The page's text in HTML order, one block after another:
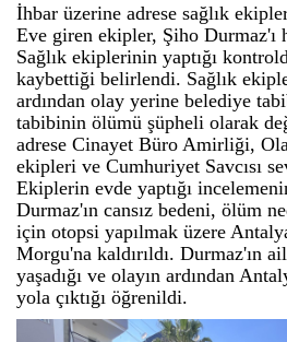
İhbar üzerine adrese sağlık
Eve giren ekipler, Şiho Durmaz'ı
Sağlık ekiplerinin yaptığı
kaybettiği belirlendi. Sağlık
ardından olay yerine belediye
tabibinin ölümü şüpheli olarak
adrese Cinayet Büro Amirliği,
ekipleri ve Cumhuriyet Savcısı
Ekiplerin evde yaptığı
Durmaz'ın cansız bedeni, ölüm
için otopsi yapılmak üzere
Morgu'na kaldırıldı. Durmaz'ın
yaşadığı ve olayın ardından
yola çıktığı öğrenildi.